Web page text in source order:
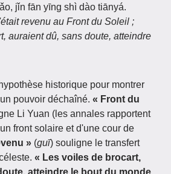
jǐn fān yīng shì dào tiānyá.
revenu au Front du Soleil ;
auraient dû, sans doute, atteindre
historique pour montrer
pouvoir déchaîné. « Front du
Li Yuan (les annales rapportent
front solaire et d'une cour de
» (guī) souligne le transfert
« Les voiles de brocart,
atteindre le bout du monde